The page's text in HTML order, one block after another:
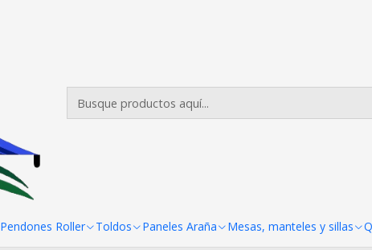
Pendones Roller Toldos Paneles Araña Mesas, manteles y sillas
Silla plegable acolchada
productos.